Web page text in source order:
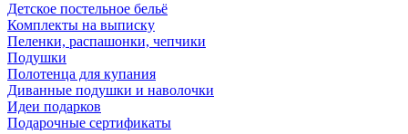
Детское постельное бельё
Комплекты на выписку
Пеленки, распашонки, чепчики
Подушки
Полотенца для купания
Диванные подушки и наволочки
Идеи подарков
Подарочные сертификаты